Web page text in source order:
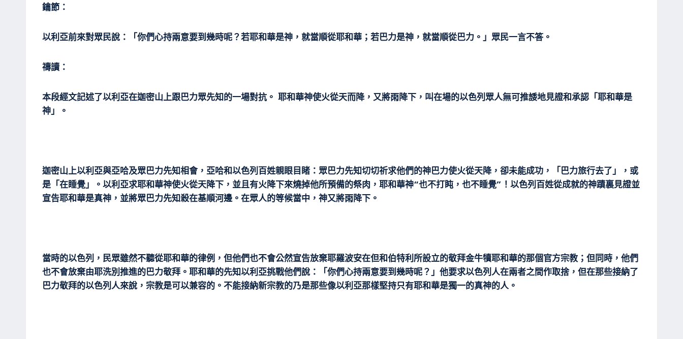
鑰節：
以利亞前來對眾民說：「你們心持兩意要到幾時呢？若耶和華是神，就當順從耶和華；若巴力是神，就當順從巴力。」眾民一言不答。
禱讀：
本段經文記述了以利亞在迦密山上跟巴力眾先知的一場對抗。 耶和華神使火從天而降，又將雨降下，叫在場的以色列眾人無可推諉地見證和承認「耶和華是
神」。
迦密山上以利亞與亞哈及眾巴力先知相會，亞哈和以色列百姓親眼目睹：眾巴力先知切切祈求他們的神巴力使火從天降，卻未能成功，「巴力旅行去了」，或
是「在睡覺」。以利亞求耶和華神使火從天降下，並且有火降下來燒掉他所預備的祭肉，耶和華神“也不打盹，也不睡覺”！以色列百姓從成就的神蹟裏見證並
宣告耶和華是真神，並將眾巴力先知殺在基順河邊。在眾人的等候當中，神又將雨降下。
當時的以色列，民眾雖然不聽從耶和華的律例，但他們也不會公然宣告放棄耶羅波安在但和伯特利所設立的敬拜金牛犢耶和華的那個官方宗教；但同時，他們
也不會放棄由耶洗別推進的巴力敬拜。耶和華的先知以利亞挑戰他們說：「你們心持兩意要到幾時呢？」他要求以色列人在兩者之間作取捨，但在那些接納了
巴力敬拜的以色列人來說，宗教是可以兼容的。不能接納新宗教的乃是那些像以利亞那樣堅持只有耶和華是獨一的真神的人。